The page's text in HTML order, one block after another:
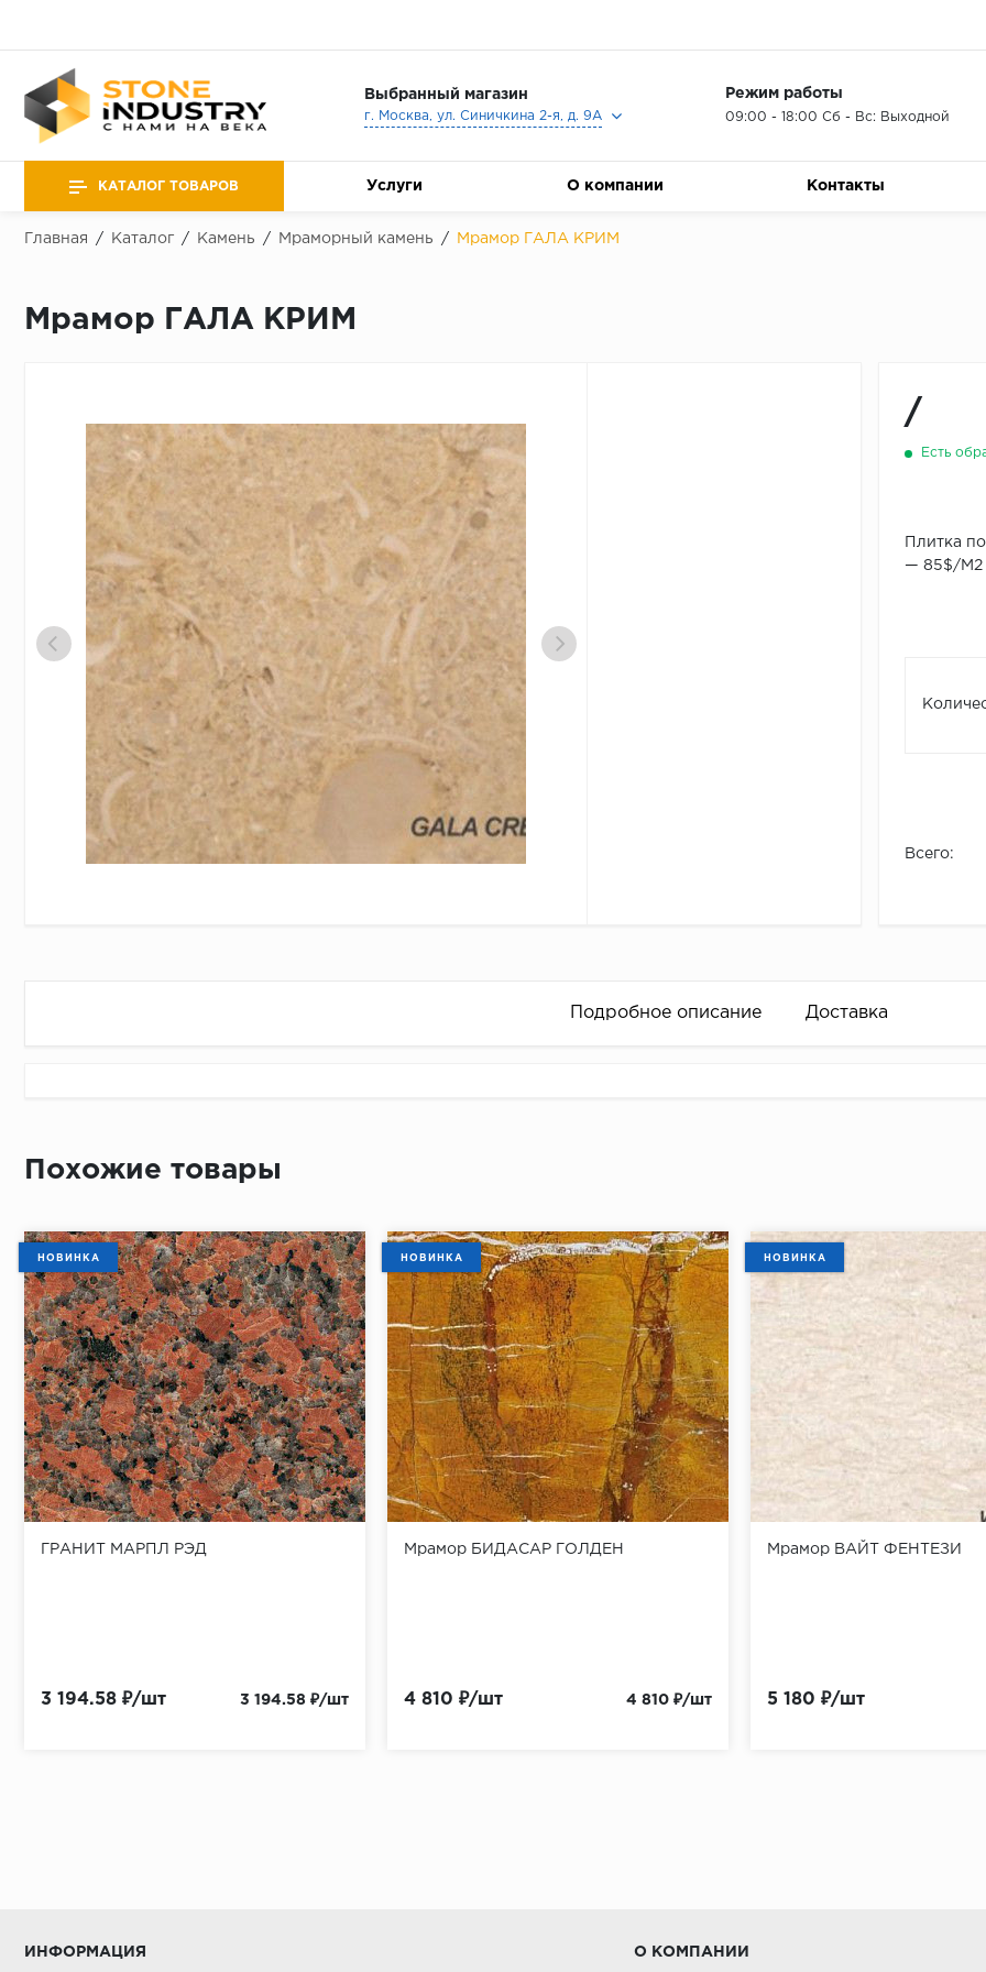
Выбранный магазин
г. Москва, ул. Синичкина 2-я, д. 9А
Режим работы
09:00 - 18:00 Сб - Вс: Выходной
КАТАЛОГ ТОВАРОВ Услуги О компании Контакты
Главная / Каталог / Камень / Мраморный камень / Мрамор ГАЛА КРИМ
Мрамор ГАЛА КРИМ
/
Есть
Плитка
— 85$/М2
Всего:
Подробное описание Доставка
Похожие товары
НОВИНКА
ГРАНИТ МАРПЛ РЭД
3 194.58 ₽/шт 3 194.58 ₽/шт
НОВИНКА
Мрамор БИДАСАР ГОЛДЕН
4 810 ₽/шт 4 810 ₽/шт
НОВИНКА
Мрамор ВАЙТ ФЕНТЕЗИ
5 180 ₽/шт
ИНФОРМАЦИЯ О КОМПАНИИ